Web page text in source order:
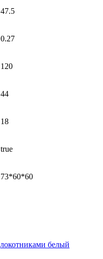
47.5
0.27
120
44
18
true
73*60*60